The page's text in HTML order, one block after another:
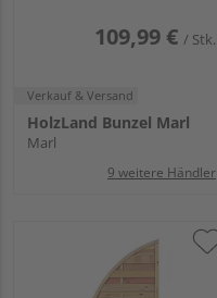
109,99 € / Stk.
Verkauf & Versand
HolzLand Bunzel Marl
Marl
9 weitere Händler